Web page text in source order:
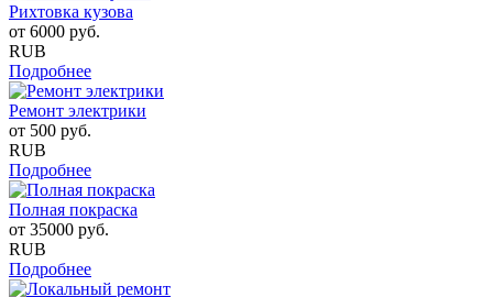
Рихтовка кузова
от 6000 руб.
RUB
Подробнее
Ремонт электрики
от 500 руб.
RUB
Подробнее
Полная покраска
от 35000 руб.
RUB
Подробнее